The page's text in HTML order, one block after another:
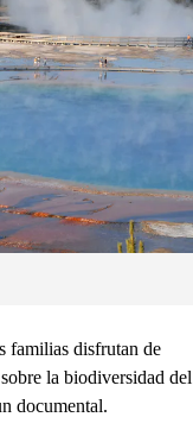
familias disfrutan de
la biodiversidad del
documental.